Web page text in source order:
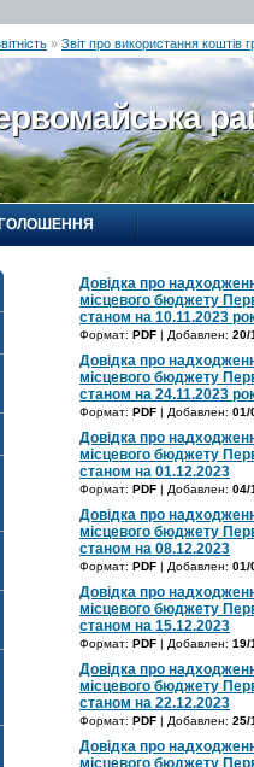
» Звіт про використання коштів
Довідка про
місцевого бюджету
станом на 10.11.2023
Формат: PDF | Добавлен: 20/
Довідка про
місцевого бюджету
станом на 24.11.2023
Формат: PDF | Добавлен: 01/
Довідка про
місцевого бюджету
станом на 01.12.2023
Формат: PDF | Добавлен: 04/
Довідка про
місцевого бюджету
станом на 08.12.2023
Формат: PDF | Добавлен: 01/
Довідка про
місцевого бюджету
станом на 15.12.2023
Формат: PDF | Добавлен: 19/
Довідка про
місцевого бюджету
станом на 22.12.2023
Формат: PDF | Добавлен: 25/
Довідка про
місцевого бюджету